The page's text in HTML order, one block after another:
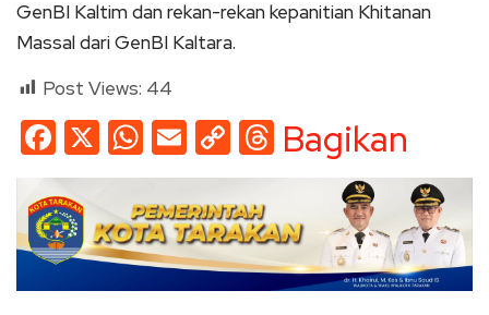
GenBI Kaltim dan rekan-rekan kepanitian Khitanan
Massal dari GenBI Kaltara.
Post Views: 44
Facebook
X WhatsApp
EmailCopy
Link
Threads
Bagikan